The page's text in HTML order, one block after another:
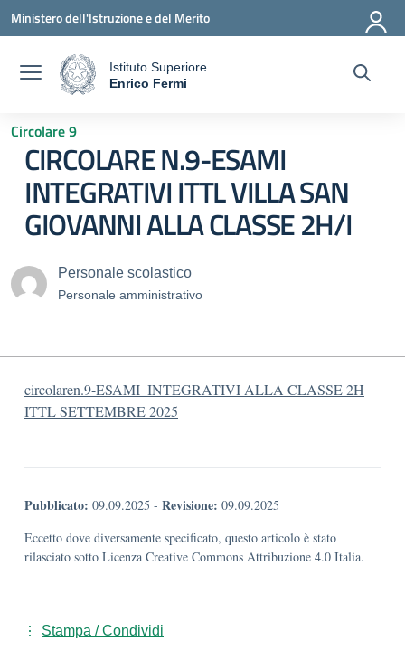
Ministero dell'Istruzione e del Merito
Istituto Superiore
Enrico Fermi
Circolare 9
CIRCOLARE N.9-ESAMI
INTEGRATIVI ITTL VILLA SAN
GIOVANNI ALLA CLASSE 2H/I
Personale scolastico
Personale amministrativo
circolaren.9-ESAMI_INTEGRATIVI ALLA CLASSE 2H
ITTL SETTEMBRE 2025
Pubblicato: 09.09.2025 - Revisione: 09.09.2025
Eccetto dove diversamente specificato, questo articolo è stato
rilasciato sotto Licenza Creative Commons Attribuzione 4.0 Italia.
Stampa / Condividi